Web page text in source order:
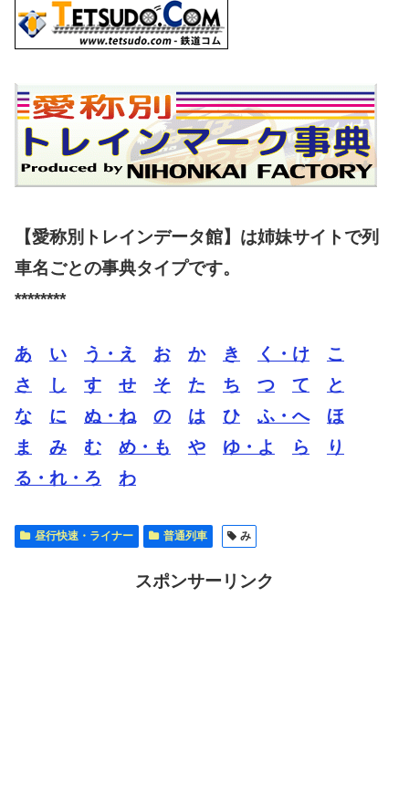
【愛称別トレインデータ館】は姉妹サイトで列
車名ごとの事典タイプです。
********
あ い う・え お か き く・け
こ
さ
し す せ そ た ち つ て
と
な
に ぬ・ね の は ひ ふ・へ
ほ
ま
み む め・も や ゆ・よ ら
り
る・れ・ろ
わ
昼行快速・ライナー 普通列車 み
スポンサーリンク